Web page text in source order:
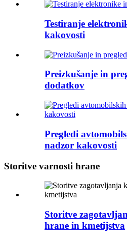
Testiranje
kakovosti
Preizkušanje in
dodatkov
Pregledi
nadzor kakovosti
Storitve varnosti hrane
Storitve
hrane in kmetijstva